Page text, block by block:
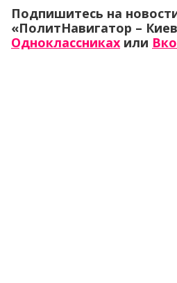
Подпишитесь на
«ПолитНавигатор –
Одноклассниках или